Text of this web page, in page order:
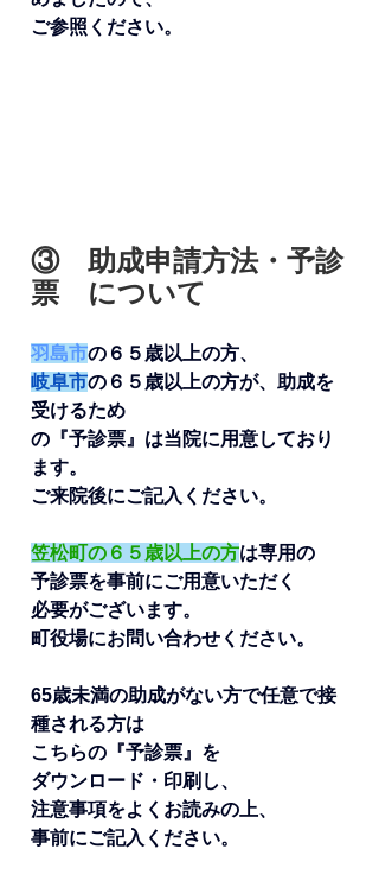
ご参照ください。
③　助成申請方法・予診
票　について
羽島市の６５歳以上の方、
岐阜市の６５歳以上の方が、助成を
受けるため
の『予診票』は当院に用意しており
ます。
ご来院後にご記入ください。
笠松町の６５歳以上の方は専用の
予診票を事前にご用意いただく
必要がございます。
町役場にお問い合わせください。
65歳未満の助成がない方で任意で接
種される方は
こちらの『予診票』を
ダウンロード・印刷し、
注意事項をよくお読みの上、
事前にご記入ください。